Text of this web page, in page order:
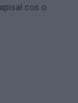
cos o